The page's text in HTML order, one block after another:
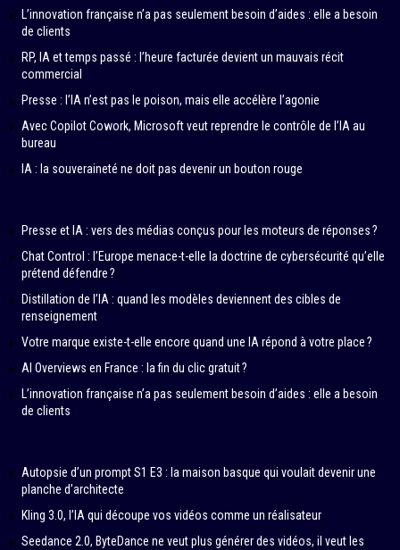
L’innovation française n’a pas seulement besoin d’aides : elle a besoin
de clients
RP, IA et temps passé : l’heure facturée devient un mauvais récit
commercial
Presse : l’IA n’est pas le poison, mais elle accélère l’agonie
Avec Copilot Cowork, Microsoft veut reprendre le contrôle de l’IA au
bureau
IA : la souveraineté ne doit pas devenir un bouton rouge
Presse et IA : vers des médias conçus pour les moteurs de réponses ?
Chat Control : l’Europe menace-t-elle la doctrine de cybersécurité qu’elle
prétend défendre ?
Distillation de l’IA : quand les modèles deviennent des cibles de
renseignement
Votre marque existe-t-elle encore quand une IA répond à votre place ?
AI Overviews en France : la fin du clic gratuit ?
L’innovation française n’a pas seulement besoin d’aides : elle a besoin
de clients
Autopsie d’un prompt S1 E3 : la maison basque qui voulait devenir une
planche d’architecte
Kling 3.0, l’IA qui découpe vos vidéos comme un réalisateur
Seedance 2.0, ByteDance ne veut plus générer des vidéos, il veut les